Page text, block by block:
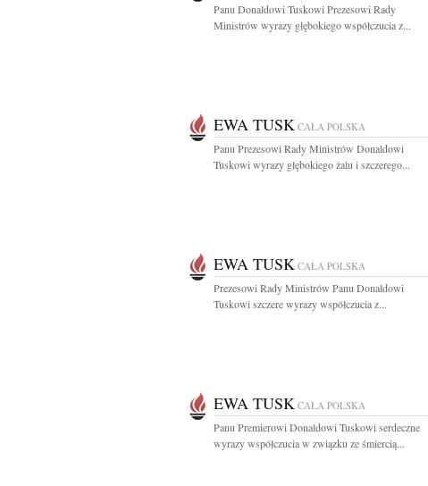
Panu Donaldowi Tuskowi Prezesowi Rady
Ministrów wyrazy głębokiego współczucia z...
EWA TUSK CAŁA POLSKA
Panu Prezesowi Rady Ministrów Donaldowi
Tuskowi wyrazy głębokiego żalu i szczerego...
EWA TUSK CAŁA POLSKA
Prezesowi Rady Ministrów Panu Donaldowi
Tuskowi szczere wyrazy współczucia z...
EWA TUSK CAŁA POLSKA
Panu Premierowi Donaldowi Tuskowi serdeczne
wyrazy współczucia w związku ze śmiercią...